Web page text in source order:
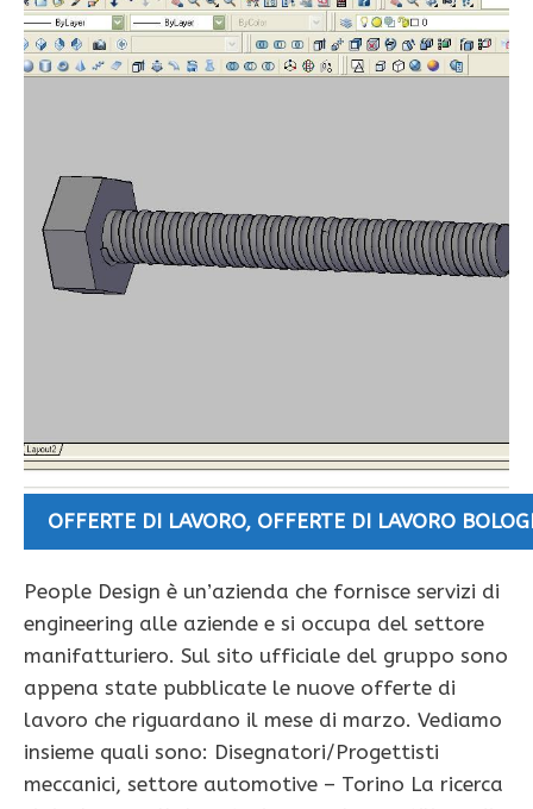
OFFERTE DI LAVORO, OFFERTE DI LAVORO
People Design è un’azienda che fornisce servizi di
engineering alle aziende e si occupa del settore
manifatturiero. Sul sito ufficiale del gruppo sono
appena state pubblicate le nuove offerte di
lavoro che riguardano il mese di marzo. Vediamo
insieme quali sono: Disegnatori/Progettisti
meccanici, settore automotive – Torino La ricerca